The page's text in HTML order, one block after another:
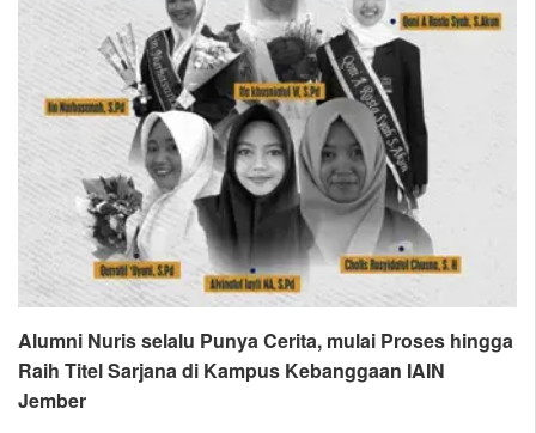
Alumni Nuris selalu Punya Cerita, mulai Proses hingga
Raih Titel Sarjana di Kampus Kebanggaan IAIN
Jember